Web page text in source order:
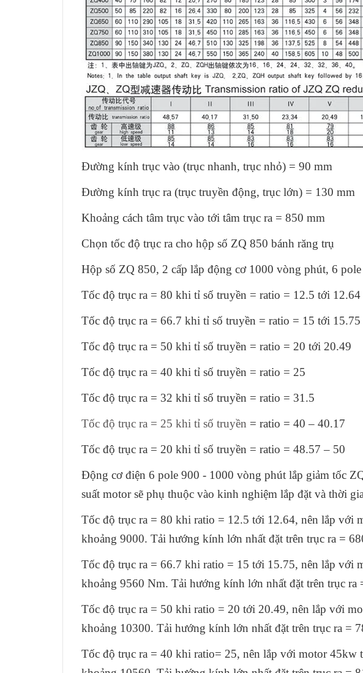
Đường kính trục vào (trục nhanh, trục nhỏ) = 90 mm
Đường kính trục ra (trục truyền động, trục lớn) = 130 mm
Khoảng cách tâm trục vào tới tâm trục ra = 850 mm
Chọn tốc độ trục ra cho hộp số ZQ 850 bánh răng trụ
Hộp số ZQ 850, 2 cấp lắp động cơ 1000 vòng phút, 6 pole
Tốc độ trục ra = 80 khi tỉ số truyền = ratio = 12.5 tới 12.64
Tốc độ trục ra = 66.7 khi tỉ số truyền = ratio = 15 tới 15.75
Tốc độ trục ra = 50 khi tỉ số truyền = ratio = 20 tới 20.49
Tốc độ trục ra = 40 khi tỉ số truyền = ratio = 25
Tốc độ trục ra = 32 khi tỉ số truyền = ratio = 31.5
Tốc độ trục ra = 25 khi tỉ số truyền = ratio = 40 – 40.17
Tốc độ trục ra = 20 khi tỉ số truyền = ratio = 48.57 – 50
Động cơ điện 6 pole 900 - 1000 vòng phút lắp giảm tốc
suất motor sẽ phụ thuộc vào kinh nghiệm lắp đặt và thời
Tốc độ trục ra = 80 khi ratio = 12.5 tới 12.64, nên lắp với
khoảng 9000. Tải hướng kính lớn nhất đặt trên trục ra =
Tốc độ trục ra = 66.7 khi ratio = 15 tới 15.75, nên lắp với
khoảng 9560 Nm. Tải hướng kính lớn nhất đặt trên trục ra
Tốc độ trục ra = 50 khi ratio = 20 tới 20.49, nên lắp với
khoảng 10300. Tải hướng kính lớn nhất đặt trên trục ra =
Tốc độ trục ra = 40 khi ratio= 25, nên lắp với motor 45kw